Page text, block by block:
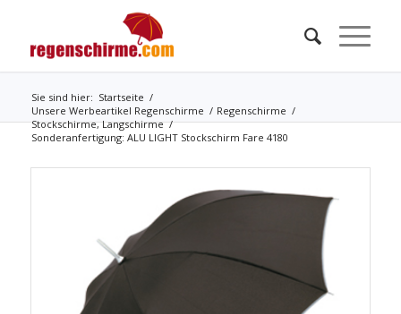
Sie sind hier: Startseite /
Unsere Werbeartikel Regenschirme / Regenschirme /
Stockschirme, Langschirme /
Sonderanfertigung: ALU LIGHT Stockschirm Fare 4180